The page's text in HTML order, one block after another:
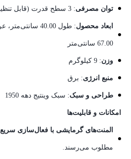
توان مصرفی: 3 سطح قدرت (قابل تنظیم)
ابعاد محصول
67.00 سانتی‌متر
وزن: 9 کیلوگرم
منبع انرژی: برق
طراحی و سبک: سبک وینتیج دهه 1950
امکانات و قابلیت‌ها
المنت‌های گرمایشی با فعال‌سازی سریع
مطلوب می‌رسند.